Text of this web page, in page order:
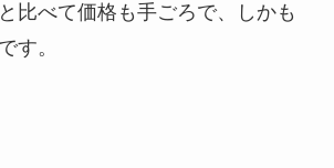
比べて価格も手ごろで、しかも
す。